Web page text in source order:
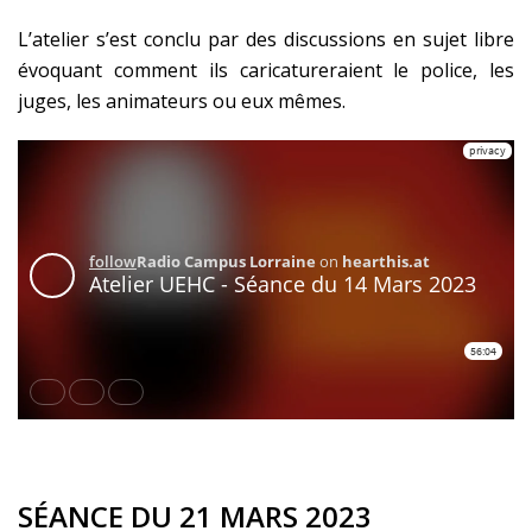
L’atelier s’est conclu par des discussions en sujet libre
évoquant comment ils caricatureraient le police, les
juges, les animateurs ou eux mêmes.
SÉANCE DU 21 MARS 2023